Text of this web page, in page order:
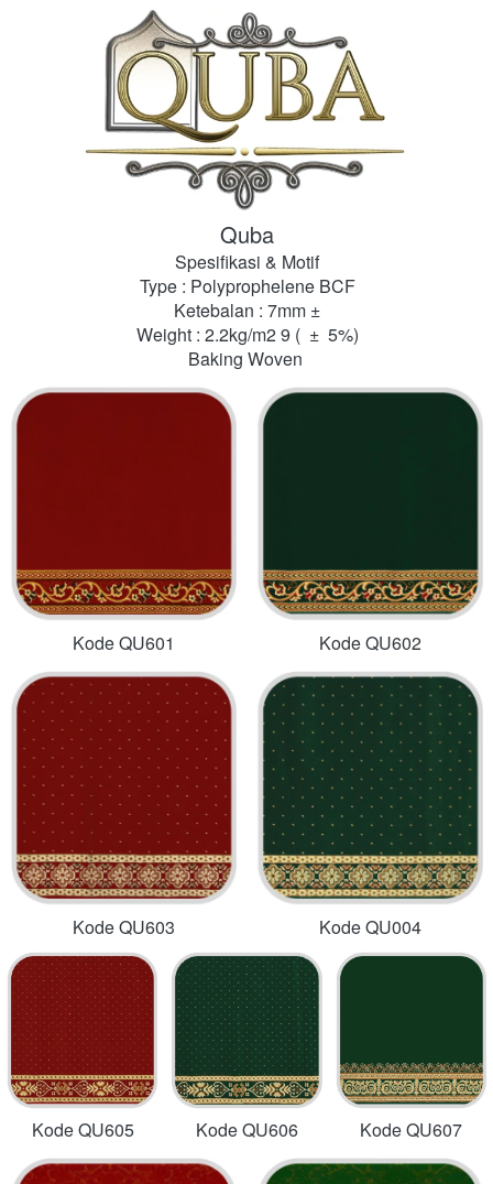
Quba
Spesifikasi & Motif
Type : Polyprophelene BCF
Ketebalan : 7mm ±
Weight : 2.2kg/m2 9 ( ±
  5%)
Baking Woven
Kode QU601 Kode QU602
Kode QU603 Kode QU004
Kode QU605 Kode QU606 Kode QU607